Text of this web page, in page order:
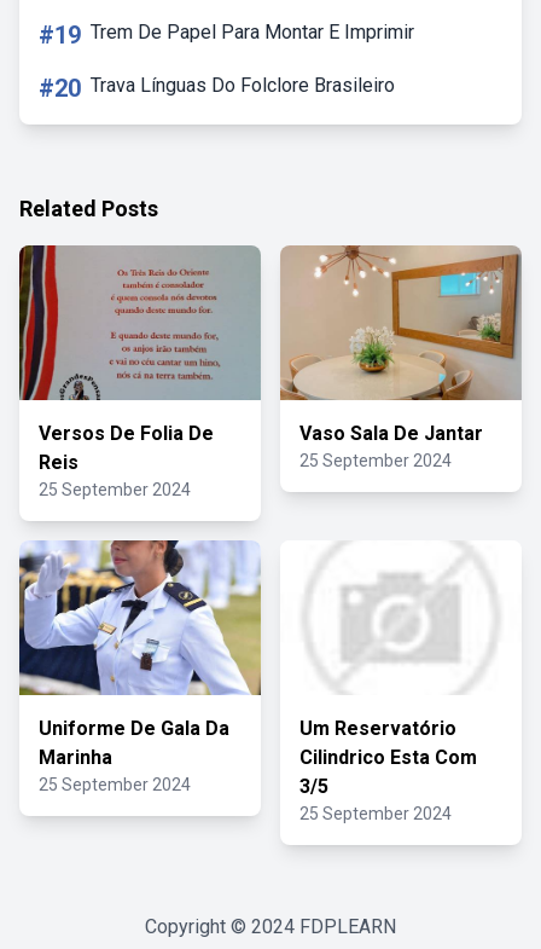
#19 Trem De Papel Para Montar E Imprimir
#20 Trava Línguas Do Folclore Brasileiro
Related Posts
Versos De Folia De
Reis
25 September 2024
Vaso Sala De Jantar
25 September 2024
Uniforme De Gala Da
Marinha
25 September 2024
Um Reservatório
Cilindrico Esta Com
3/5
25 September 2024
Copyright © 2024 FDPLEARN